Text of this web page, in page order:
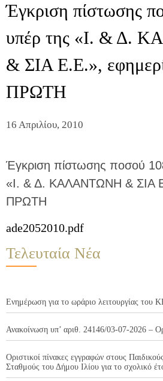
Έγκριση πίστωσης
υπέρ της «Ι. & Δ.
& ΣΙΑ Ε.Ε.»,
ΠΡΩΤΗ
16 Απριλίου, 2010
Έγκριση πίστωσης ποσού
«Ι. & Δ. ΚΑΛΑΝΤΩΝΗ & ΣΙΑ
ΠΡΩΤΗ
ade2052010.pdf
Τελευταία Νέα
Ενημέρωση για το ωράριο λειτουργίας του
Ανακοίνωση υπ’ αριθ. 24146/03-07-2026 –
Οριστικοί πίνακες εγγραφών στους
Σταθμούς του Δήμου Ιλίου για το σχολικό